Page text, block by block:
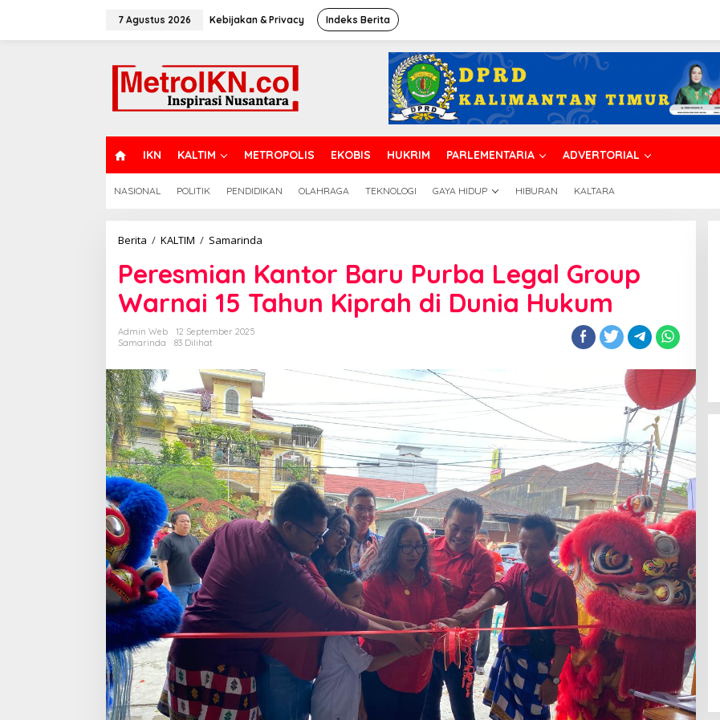
7 Agustus 2026 Kebijakan & Privacy Indeks Berita
O
M
IKN KALTIM METROPOLIS EKOBIS HUKRIM PARLEMENTARIA ADVERTORIAL
NASIONAL POLITIK PENDIDIKAN OLAHRAGA TEKNOLOGI GAYA HIDUP HIBURAN KALTARA
Berita / KALTIM / Samarinda
Baru
Purba
Legal
Group
Kiprah
di
Dunia
Hukum
Peresmian Kantor Baru Purba Legal Group
Warnai 15 Tahun Kiprah di Dunia Hukum
Admin Web
12 September 2025
Samarinda
83 Dilihat